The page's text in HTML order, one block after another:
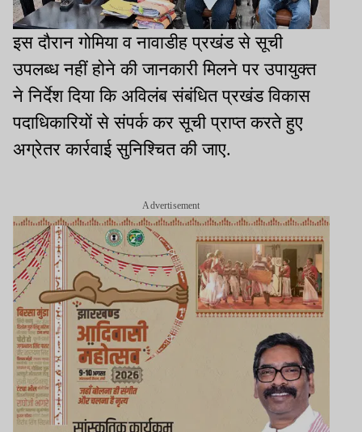
इस दौरान गोमिया व नावाडीह प्रखंड से सूची
उपलब्ध नहीं होने की जानकारी मिलने पर उपायुक्त
ने निर्देश दिया कि अविलंब संबंधित प्रखंड विकास
पदाधिकारियों से संपर्क कर सूची प्राप्त करते हुए
अग्रेतर कार्रवाई सुनिश्चित की जाए.
Advertisement